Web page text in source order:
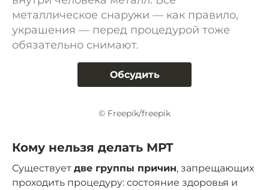
металлическое снаружи — как правило,
украшения — перед процедурой тоже
обязательно снимают.
Обсудить
© Freepik/freepik
Кому нельзя делать МРТ
Существует две группы причин, запрещающих
проходить процедуру: состояние здоровья и